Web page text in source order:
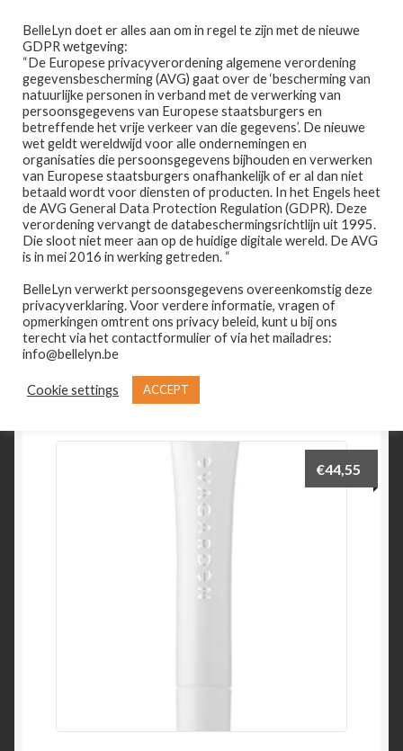
door
naar
navigatie
naar
de
inhoud
Menu
Home
Afspraak maken
Prijslijst
Winkel
Contact
Wie is Belle-Lyn ?
Home PRODUCTEN GETAGGED “EVAGARDEN”
Evagarden
Resultaat 1–12 van de 50 resultaten wordt getoond
2 3
€44,55
BelleLyn doet er alles aan om in regel te zijn met de nieuwe
GDPR wetgeving:
“De Europese privacyverordening algemene verordening
gegevensbescherming (AVG) gaat over de ‘bescherming van
natuurlijke personen in verband met de verwerking van
persoonsgegevens van Europese staatsburgers en
betreffende het vrije verkeer van die gegevens’. De nieuwe
wet geldt wereldwijd voor alle ondernemingen en
organisaties die persoonsgegevens bijhouden en verwerken
van Europese staatsburgers onafhankelijk of er al dan niet
betaald wordt voor diensten of producten. In het Engels heet
de AVG General Data Protection Regulation (GDPR). Deze
verordening vervangt de databeschermingsrichtlijn uit 1995.
Die sloot niet meer aan op de huidige digitale wereld. De AVG
is in mei 2016 in werking getreden. “
BelleLyn verwerkt persoonsgegevens overeenkomstig deze
privacyverklaring. Voor verdere informatie, vragen of
opmerkingen omtrent ons privacy beleid, kunt u bij ons
terecht via het contactformulier of via het mailadres:
info@bellelyn.be
Cookie settings ACCEPT